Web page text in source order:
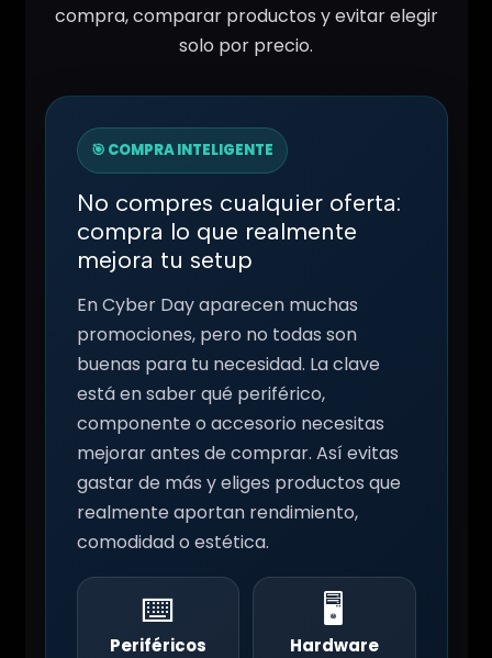
compra, comparar productos y evitar elegir
solo por precio.
🎯 COMPRA INTELIGENTE
No compres cualquier oferta:
compra lo que realmente
mejora tu setup
En Cyber Day aparecen muchas
promociones, pero no todas son
buenas para tu necesidad. La clave
está en saber qué periférico,
componente o accesorio necesitas
mejorar antes de comprar. Así evitas
gastar de más y eliges productos que
realmente aportan rendimiento,
comodidad o estética.
⌨️
Periféricos
🖥️
Hardware